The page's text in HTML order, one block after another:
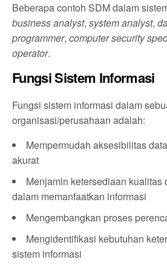
Beberapa contoh SDM dalam
business analyst,system analyst,
programmer,computer security
operator.
Fungsi Sistem Informasi
Fungsi sistem informasi dalam
organisasi/perusahaan adalah:
Mempermudah aksesibilitas
akurat
Menjamin ketersediaan kualitas
dalam memanfaatkan informasi
Mengembangkan proses
Mengidentifikasi kebutuhan
sistem informasi